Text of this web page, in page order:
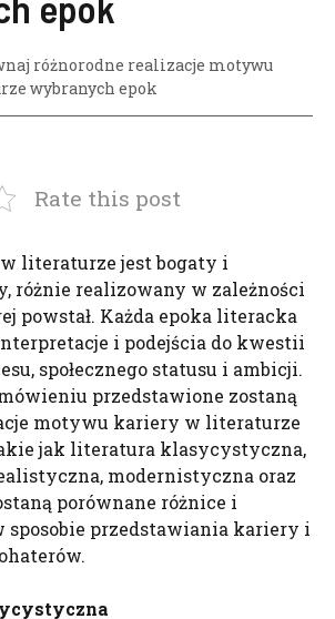
różnorodne realizacje motywu
wybranych epok
Rate this post
literaturze jest bogaty i
różnie realizowany w zależności
powstał. Każda epoka literacka
i podejścia do kwestii
społecznego statusu i ambicji.
przedstawione zostaną
motywu kariery w literaturze
jak literatura klasycystyczna,
modernistyczna oraz
porównane różnice i
sposobie przedstawiania kariery i